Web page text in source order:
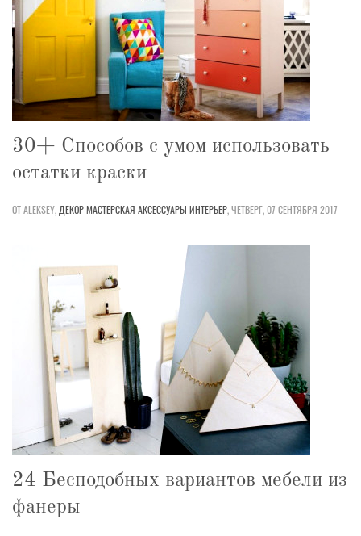
30+ Способов с умом использовать
остатки краски
ОТ ALEKSEY,ДЕКОРМАСТЕРСКАЯ АКСЕССУАРЫ ИНТЕРЬЕР,ЧЕТВЕРГ, 07 СЕНТЯБРЯ 2017
24 Бесподобных вариантов мебели из
фанеры